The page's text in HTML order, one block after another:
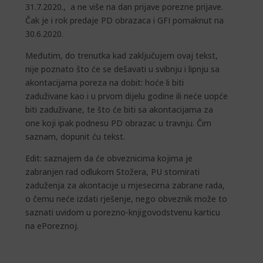
31.7.2020., a ne više na dan prijave porezne prijave.
Čak je i rok predaje PD obrazaca i GFI pomaknut na
30.6.2020.
Međutim, do trenutka kad zaključujem ovaj tekst,
nije poznato što će se dešavati u svibnju i lipnju sa
akontacijama poreza na dobit: hoće li biti
zaduživane kao i u prvom dijelu godine ili neće uopće
biti zaduživane, te što će biti sa akontacijama za
one koji ipak podnesu PD obrazac u travnju. Čim
saznam, dopunit ću tekst.
Edit: saznajem da će obveznicima kojima je
zabranjen rad odlukom Stožera, PU stornirati
zaduženja za akontacije u mjesecima zabrane rada,
o čemu neće izdati rješenje, nego obveznik može to
saznati uvidom u porezno-knjigovodstvenu karticu
na ePoreznoj.